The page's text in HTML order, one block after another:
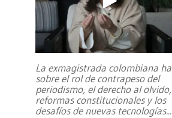
La exmagistrada colombiana
sobre el rol de contrapeso del
periodismo, el derecho al olvido,
reformas constitucionales y los
desafíos de nuevas tecnologías...